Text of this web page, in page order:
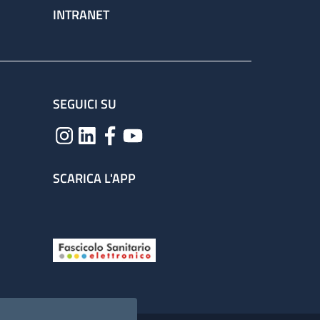
INTRANET
SEGUICI SU
SCARICA L'APP